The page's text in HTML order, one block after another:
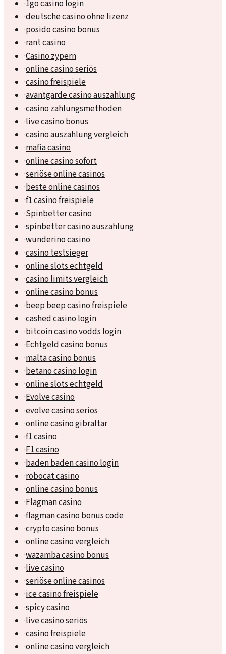
·1go casino login
·deutsche casino ohne lizenz
·posido casino bonus
·rant casino
·Casino zypern
·online casino seriös
·casino freispiele
·avantgarde casino auszahlung
·casino zahlungsmethoden
·live casino bonus
·casino auszahlung vergleich
·mafia casino
·online casino sofort
·seriöse online casinos
·beste online casinos
·f1 casino freispiele
·Spinbetter casino
·spinbetter casino auszahlung
·wunderino casino
·casino testsieger
·online slots echtgeld
·casino limits vergleich
·online casino bonus
·beep beep casino freispiele
·cashed casino login
·bitcoin casino vodds login
·Echtgeld casino bonus
·malta casino bonus
·betano casino login
·online slots echtgeld
·Evolve casino
·evolve casino seriös
·online casino gibraltar
·f1 casino
·F1 casino
·baden baden casino login
·robocat casino
·online casino bonus
·Flagman casino
·flagman casino bonus code
·crypto casino bonus
·online casino vergleich
·wazamba casino bonus
·live casino
·seriöse online casinos
·ice casino freispiele
·spicy casino
·live casino seriös
·casino freispiele
·online casino vergleich